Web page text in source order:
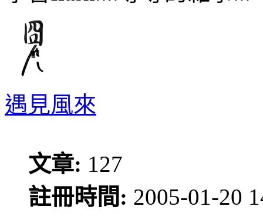
遇見風來
文章: 127
註冊時間: 2005-01-20